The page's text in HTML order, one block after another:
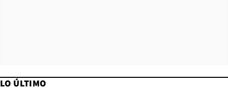
LO ÚLTIMO